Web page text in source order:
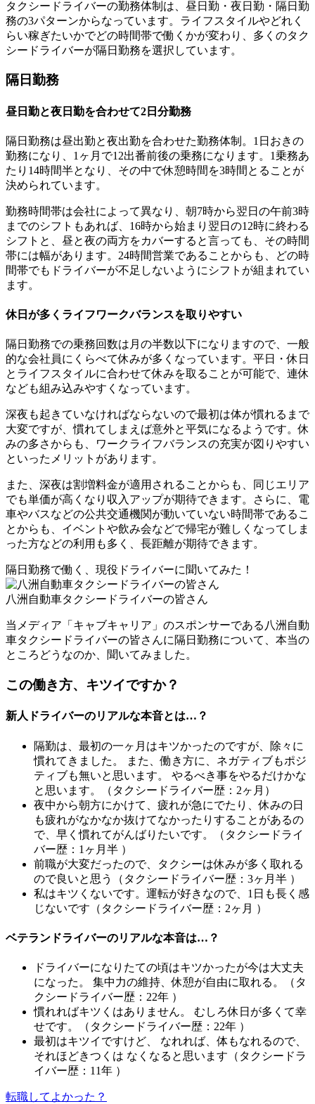
タクシードライバーの勤務体制は、 昼日勤・夜日勤・隔日勤
務の3パターンからなっています。ライフスタイルやどれく
らい稼ぎたいかでどの時間帯で働くかが変わり、多くのタク
シードライバーが隔日勤務を選択しています。
隔日勤務
昼日勤と夜日勤を合わせて2日分勤務
隔日勤務は昼出勤と夜出勤を合わせた勤務体制 。1日おきの
勤務になり、 1ヶ月で12出番前後の乗務になります。 1乗務あ
たり14時間半となり、その中で休憩時間を3時間 とることが
決められています。
勤務時間帯は会社によって異なり、朝7時から翌日の午前3時
までのシフトもあれば、16時から始まり翌日の12時に終わる
シフトと、昼と夜の両方をカバーすると言っても、その時間
帯には幅があります。24時間営業であることからも、どの時
間帯でもドライバーが不足しないようにシフトが組まれてい
ます。
休日が多くライフワークバランスを取りやすい
隔日勤務での乗務回数は月の半数以下になりますので、一般
的な会社員にくらべて休みが多くなっています。平日・休日
とライフスタイルに合わせて休みを取ることが可能で、連休
なども組み込みやすくなっています。
深夜も起きていなければならないので最初は体が慣れるまで
大変ですが、慣れてしまえば意外と平気になるようです。休
みの多さからも、
ワークライフバランスの充実が図りやすい
といったメリットがあります。
また、深夜は割増料金が適用される ことからも、同じエリア
でも単価が高くなり収入アップが期待できます。さらに、電
車やバスなどの公共交通機関が動いていない時間帯であるこ
とからも、イベントや飲み会などで帰宅が難しくなってしま
った方などの利用も多く、 長距離が期待できます。
隔日勤務で働く、現役ドライバーに聞いてみた！
八洲自動車タクシードライバーの皆さん
当メディア「キャブキャリア」のスポンサーである八洲自動
車タクシードライバーの皆さんに隔日勤務について、本当の
ところどうなのか、聞いてみました。
この働き方、キツイですか？
新人ドライバーのリアルな本音とは…？
隔勤は、最初の一ヶ月はキツかったのですが、除々に
慣れてきました。 また、働き方に、ネガティブもポジ
ティブも無いと思います。 やるべき事をやるだけかな
と思います。（タクシードライバー歴：2ヶ月）
夜中から朝方にかけて、疲れが急にでたり、休みの日
も疲れがなかなか抜けてなかったりすることがあるの
で、早く慣れてがんばりたいです。（タクシードライ
バー歴：1ヶ月半 ）
前職が大変だったので、タクシーは休みが多く取れる
ので良いと思う（タクシードライバー歴：3ヶ月半 ）
私はキツくないです。運転が好きなので、1日も長く感
じないです（タクシードライバー歴：2ヶ月 ）
ベテランドライバーのリアルな本音は…？
ドライバーになりたての頃はキツかったが今は大丈夫
になった。 集中力の維持、休憩が自由に取れる。（タ
クシードライバー歴：22年 ）
慣れればキツくはありません。 むしろ休日が多くて幸
せです。（タクシードライバー歴：22年 ）
最初はキツイですけど、 なれれば、体もなれるので、
それほどきつくは なくなると思います（タクシードラ
イバー歴：11年 ）
転職してよかった？